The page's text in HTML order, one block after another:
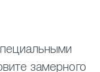
замерного